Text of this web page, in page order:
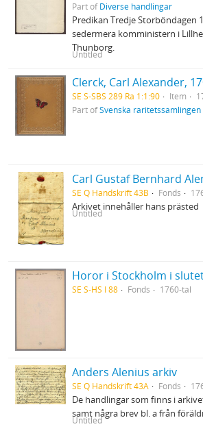
Part ofDiverse handlingar
Predikan Tredje Storböndagen
sedermera komministern i
Thunborg.
Untitled
SE S-SBS 289 Ra 1:1:90 Item
Part ofSvenska raritetssamlingen
Carl Gustaf Bernhard
SE Q Handskrift 43B Fonds
Arkivet innehåller hans prästed
Untitled
Horor i Stockholm i
SE S-HS I 88 Fonds 1760-tal
Anders Alenius arkiv
SE Q Handskrift 43A Fonds
De handlingar som finns i
samt några brev bl. a från
Untitled